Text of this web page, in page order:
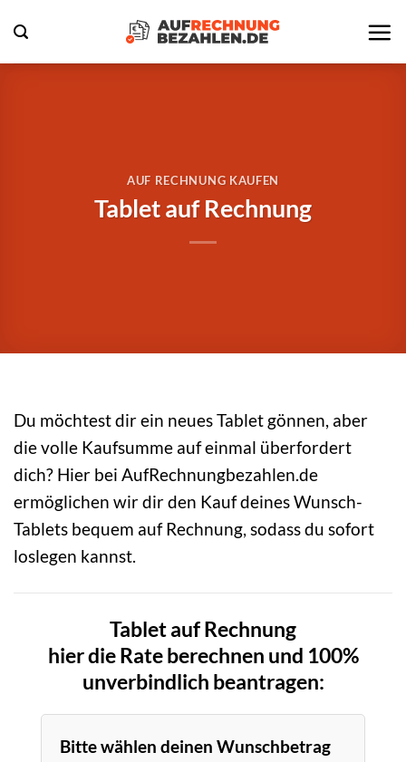
Inhalt
springen
AUF RECHNUNG KAUFEN
Tablet auf Rechnung
Du möchtest dir ein neues Tablet gönnen, aber
die volle Kaufsumme auf einmal überfordert
dich? Hier bei AufRechnungbezahlen.de
ermöglichen wir dir den Kauf deines Wunsch-
Tablets bequem auf Rechnung, sodass du sofort
loslegen kannst.
Tablet auf Rechnung
hier die Rate berechnen und 100%
unverbindlich beantragen:
Bitte wählen deinen Wunschbetrag